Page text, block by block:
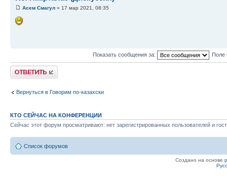
Асем Смагул » 17 мар 2021, 08:35
Показать сообщения за: Поле
Ответить
Вернуться в Говорим по-казахски
КТО СЕЙЧАС НА КОНФЕРЕНЦИИ
Сейчас этот форум просматривают: нет зарегистрированных пользователей и
Список форумов
Создано на основе